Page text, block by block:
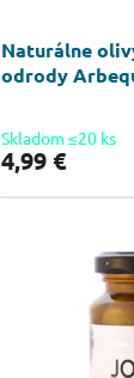
Naturálne
odrody
Skladom ≤20 ks
4,99 €